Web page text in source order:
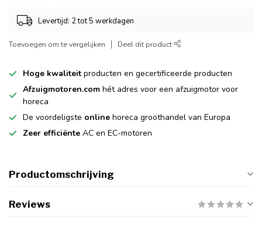
Levertijd: 2 tot 5 werkdagen
Toevoegen om te vergelijken Deel dit product
Hoge kwaliteit producten en gecertificeerde producten
Afzuigmotoren.com hét adres voor een afzuigmotor voor
horeca
De voordeligste online horeca groothandel van Europa
Zeer efficiënte AC en EC-motoren
Productomschrijving
Reviews